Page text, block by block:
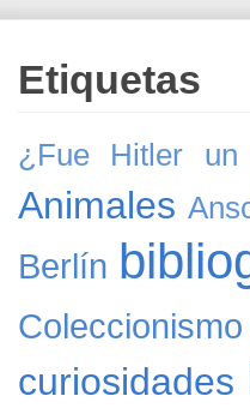
Etiquetas
¿Fue Hitler un
Animales
Berlín
Coleccionismo
curiosidades